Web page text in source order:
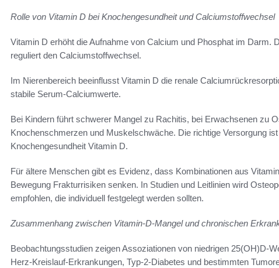
Rolle von Vitamin D bei Knochengesundheit und Calciumstoffwechsel
Vitamin D erhöht die Aufnahme von Calcium und Phosphat im Darm.
reguliert den Calciumstoffwechsel.
Im Nierenbereich beeinflusst Vitamin D die renale
stabile Serum‑Calciumwerte.
Bei Kindern führt schwerer Mangel zu Rachitis, bei Erwachsenen zu
Knochenschmerzen und Muskelschwäche. Die richtige Versorgung
Knochengesundheit Vitamin D.
Für ältere Menschen gibt es Evidenz, dass Kombinationen aus
Bewegung Frakturrisiken senken. In Studien und Leitlinien wird
empfohlen, die individuell festgelegt werden sollten.
Zusammenhang zwischen Vitamin‑D‑Mangel und chronischen
Beobachtungsstudien zeigen Assoziationen von niedrigen
Herz‑Kreislauf‑Erkrankungen, Typ‑2‑Diabetes und bestimmten